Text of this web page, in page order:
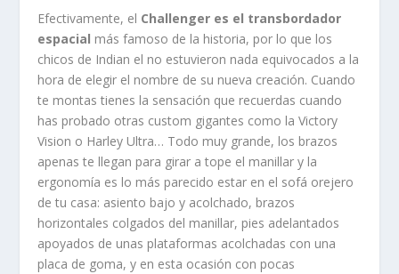
Efectivamente, el Challenger es el transbordador
espacial más famoso de la historia, por lo que los
chicos de Indian el no estuvieron nada equivocados a la
hora de elegir el nombre de su nueva creación. Cuando
te montas tienes la sensación que recuerdas cuando
has probado otras custom gigantes como la Victory
Vision o Harley Ultra… Todo muy grande, los brazos
apenas te llegan para girar a tope el manillar y la
ergonomía es lo más parecido estar en el sofá orejero
de tu casa: asiento bajo y acolchado, brazos
horizontales colgados del manillar, pies adelantados
apoyados de unas plataformas acolchadas con una
placa de goma, y en esta ocasión con pocas